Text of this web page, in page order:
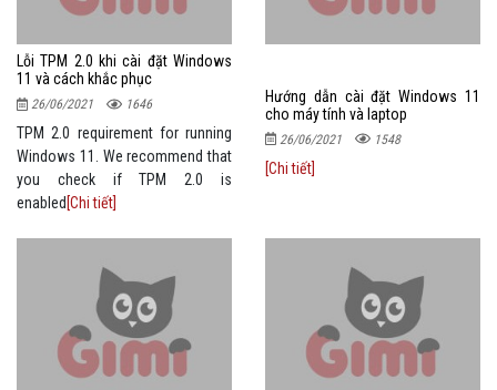
Lỗi TPM 2.0 khi cài đặt Windows
11 và cách khắc phục
26/06/2021 1646
TPM 2.0 requirement for running
Windows 11. We recommend that
you check if TPM 2.0 is
enabled [Chi tiết]
Hướng dẫn cài đặt Windows 11
cho máy tính và laptop
26/06/2021 1548
[Chi tiết]